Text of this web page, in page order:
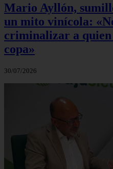
Mario Ayllón,
un mito vinícola:
criminalizar a quien
copa»
30/07/2026